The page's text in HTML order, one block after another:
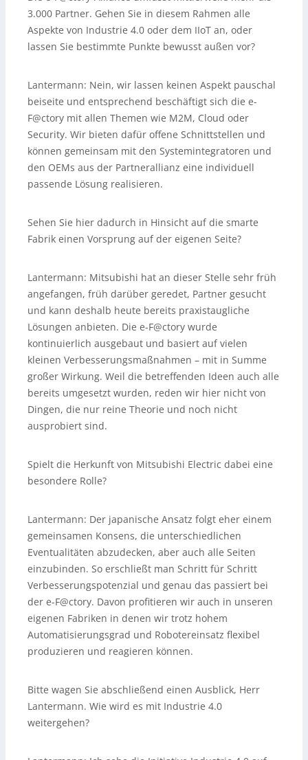
3.000 Partner. Gehen Sie in diesem Rahmen alle
Aspekte von Industrie 4.0 oder dem IIoT an, oder
lassen Sie bestimmte Punkte bewusst außen vor?
Lantermann: Nein, wir lassen keinen Aspekt pauschal
beiseite und entsprechend beschäftigt sich die e-
F@ctory mit allen Themen wie M2M, Cloud oder
Security. Wir bieten dafür offene Schnittstellen und
können gemeinsam mit den Systemintegratoren und
den OEMs aus der Partnerallianz eine individuell
passende Lösung realisieren.
Sehen Sie hier dadurch in Hinsicht auf die smarte
Fabrik einen Vorsprung auf der eigenen Seite?
Lantermann: Mitsubishi hat an dieser Stelle sehr früh
angefangen, früh darüber geredet, Partner gesucht
und kann deshalb heute bereits praxistaugliche
Lösungen anbieten. Die e-F@ctory wurde
kontinuierlich ausgebaut und basiert auf vielen
kleinen Verbesserungsmaßnahmen – mit in Summe
großer Wirkung. Weil die betreffenden Ideen auch alle
bereits umgesetzt wurden, reden wir hier nicht von
Dingen, die nur reine Theorie und noch nicht
ausprobiert sind.
Spielt die Herkunft von Mitsubishi Electric dabei eine
besondere Rolle?
Lantermann: Der japanische Ansatz folgt eher einem
gemeinsamen Konsens, die unterschiedlichen
Eventualitäten abzudecken, aber auch alle Seiten
einzubinden. So erschließt man Schritt für Schritt
Verbesserungspotenzial und genau das passiert bei
der e-F@ctory. Davon profitieren wir auch in unseren
eigenen Fabriken in denen wir trotz hohem
Automatisierungsgrad und Robotereinsatz flexibel
produzieren und reagieren können.
Bitte wagen Sie abschließend einen Ausblick, Herr
Lantermann. Wie wird es mit Industrie 4.0
weitergehen?